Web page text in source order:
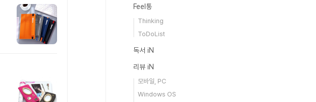
Feel통
Thinking
ToDoList
독서 iN
리뷰 iN
모바일, PC
Windows OS